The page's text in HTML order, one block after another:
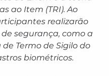
ao Item (TRI). Ao
realizarão
segurança, como a
Termo de Sigilo do
biométricos.